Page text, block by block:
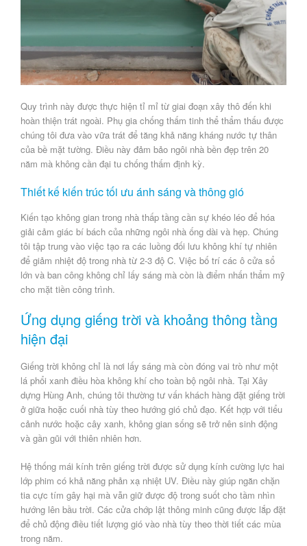
Quy trình này được thực hiện tỉ mỉ từ giai đoạn xây thô đến khi
hoàn thiện trát ngoài. Phụ gia chống thấm tinh thể thẩm thấu được
chúng tôi đưa vào vữa trát để tăng khả năng kháng nước tự thân
của bề mặt tường. Điều này đảm bảo ngôi nhà bền đẹp trên 20
năm mà không cần đại tu chống thấm định kỳ.
Thiết kế kiến trúc tối ưu ánh sáng và thông gió
Kiến tạo không gian trong nhà thấp tầng cần sự khéo léo để hóa
giải cảm giác bí bách của những ngôi nhà ống dài và hẹp. Chúng
tôi tập trung vào việc tạo ra các luồng đối lưu không khí tự nhiên
để giảm nhiệt độ trong nhà từ 2-3 độ C. Việc bố trí các ô cửa sổ
lớn và ban công không chỉ lấy sáng mà còn là điểm nhấn thẩm mỹ
cho mặt tiền công trình.
Ứng dụng giếng trời và khoảng thông tầng
hiện đại
Giếng trời không chỉ là nơi lấy sáng mà còn đóng vai trò như một
lá phổi xanh điều hòa không khí cho toàn bộ ngôi nhà. Tại Xây
dựng Hùng Anh, chúng tôi thường tư vấn khách hàng đặt giếng trời
ở giữa hoặc cuối nhà tùy theo hướng gió chủ đạo. Kết hợp với tiểu
cảnh nước hoặc cây xanh, không gian sống sẽ trở nên sinh động
và gần gũi với thiên nhiên hơn.
Hệ thống mái kính trên giếng trời được sử dụng kính cường lực hai
lớp phim có khả năng phản xạ nhiệt UV. Điều này giúp ngăn chặn
tia cực tím gây hại mà vẫn giữ được độ trong suốt cho tầm nhìn
hướng lên bầu trời. Các cửa chớp lật thông minh cũng được lắp đặt
để chủ động điều tiết lượng gió vào nhà tùy theo thời tiết các mùa
trong năm.